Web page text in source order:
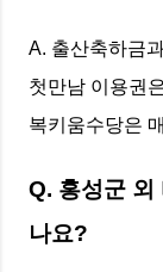
A. 출산축하금
첫만남 이용권
복키움수당은
Q. 홍성군 외
나요?